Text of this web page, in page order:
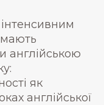
англійською
як
англійської